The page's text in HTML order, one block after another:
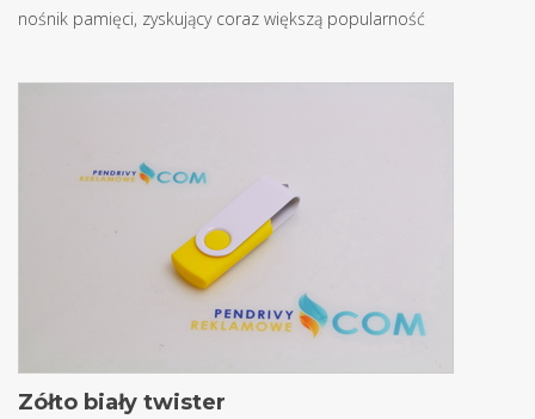
nośnik pamięci, zyskujący coraz większą popularność
Zółto biały twister